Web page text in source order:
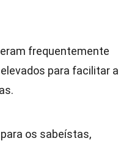
frequentemente
para facilitar a
os sabeístas,